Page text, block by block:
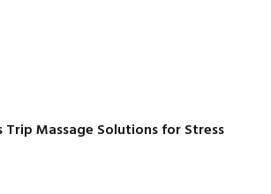
Trip Massage Solutions for Stress